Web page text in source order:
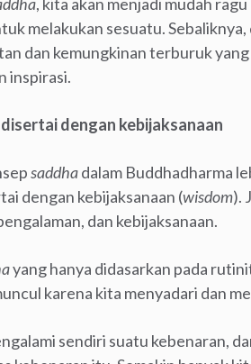
melakukan sesuatu.
dan kemungkinan terburuk
inspirasi.
dengan kebijaksanaan
saddhadalam Buddhadharma
dengan kebijaksanaan (wisdom).
dan kebijaksanaan.
yang hanya didasarkan pada
karena kita menyadari dan
sendiri suatu kebenaran,